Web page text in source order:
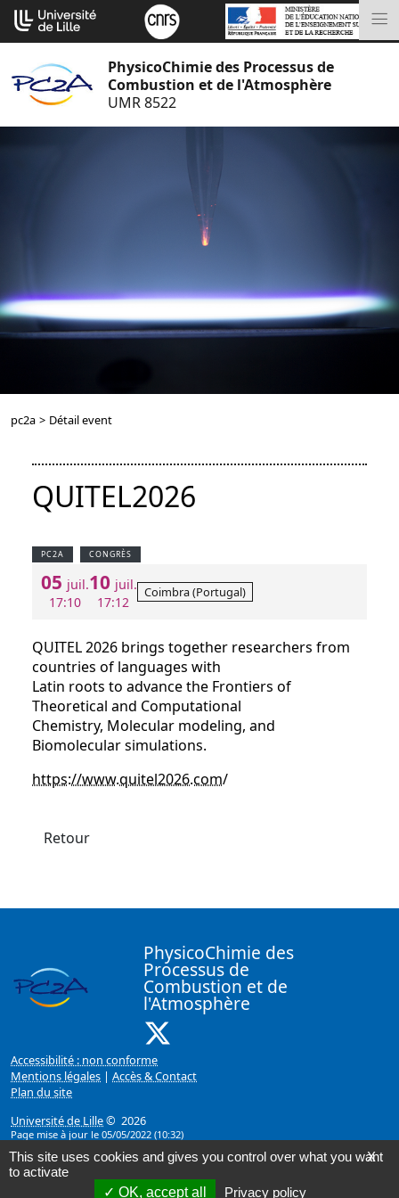
Aller
au
contenu
PhysicoChimie des Processus de
Combustion et de l'Atmosphère
UMR 8522
pc2a > Détail event
QUITEL2026
PC2A CONGRÈS
05 juil.
17:10
10 juil.
17:12
Coimbra (Portugal)
QUITEL 2026 brings together researchers from
countries of languages with
Latin roots to advance the Frontiers of
Theoretical and Computational
Chemistry, Molecular modeling, and
Biomolecular simulations.​​
https://www.quitel2026.com/
Retour
PhysicoChimie des
Processus de
Combustion et de
l'Atmosphère
Accessibilité : non conforme
Mentions légales | Accès & Contact
Plan du site
Université de Lille© 2026
Page mise à jour le 05/05/2022 (10:32)
Cookies management panel
X
This site uses cookies and gives you control over what you want
to activate
OK, accept all
Privacy policy